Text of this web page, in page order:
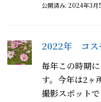
公開済み: 2024年3月
2022年 コス
毎年この時期
す。今年は2ヶ
撮影スポット